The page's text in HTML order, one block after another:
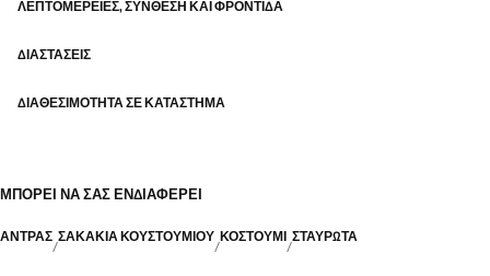
SELECTION: Μια κολεξιόν με κλασικά ρούχα σε μινιμαλιστικές γραμμές
ποιότητας για να δημιουργήσουν μια διαχρονική και σικάτη
ΛΕΠΤΟΜΈΡΕΙΕΣ, ΣΎΝΘΕΣΗ ΚΑΙ ΦΡΟΝΤΊΔΑ
ΔΙΑΣΤΆΣΕΙΣ
ΔΙΑΘΕΣΙΜΌΤΗΤΑ ΣΕ ΚΑΤΆΣΤΗΜΑ
ΜΠΟΡΕΊ ΝΑ ΣΑΣ ΕΝΔΙΑΦΈΡΕΙ
ΑΝΤΡΑΣ ΣΑΚΑΚΙΑ ΚΟΥΣΤΟΥΜΙΟΥ ΚΟΣΤΟΎΜΙ ΣΤΑΥΡΩΤΆ